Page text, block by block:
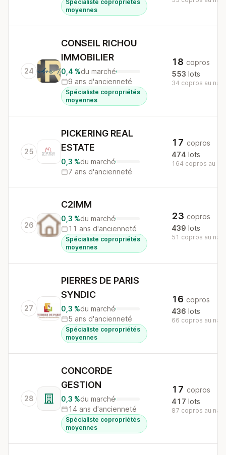
Spécialiste copropriétés
moyennes
24
CONSEIL RICHOU
IMMOBILIER
0,4 %du marché
9 ans d'ancienneté
Spécialiste copropriétés
moyennes
18 copros
553 lots
34 copros au
25
PICKERING REAL
ESTATE
0,3 %du marché
7 ans d'ancienneté
17 copros
474 lots
164 copros au
26
C2IMM
0,3 %du marché
11 ans d'ancienneté
Spécialiste copropriétés
moyennes
23 copros
439 lots
51 copros au
27
PIERRES DE PARIS
SYNDIC
0,3 %du marché
5 ans d'ancienneté
Spécialiste copropriétés
moyennes
16 copros
436 lots
66 copros au
28
CONCORDE
GESTION
0,3 %du marché
14 ans d'ancienneté
Spécialiste copropriétés
moyennes
17 copros
417 lots
87 copros au